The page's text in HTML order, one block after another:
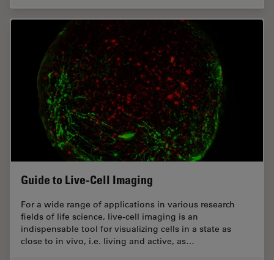
Guide to Live-Cell Imaging
For a wide range of applications in various research
fields of life science, live-cell imaging is an
indispensable tool for visualizing cells in a state as
close to in vivo, i.e. living and active, as…